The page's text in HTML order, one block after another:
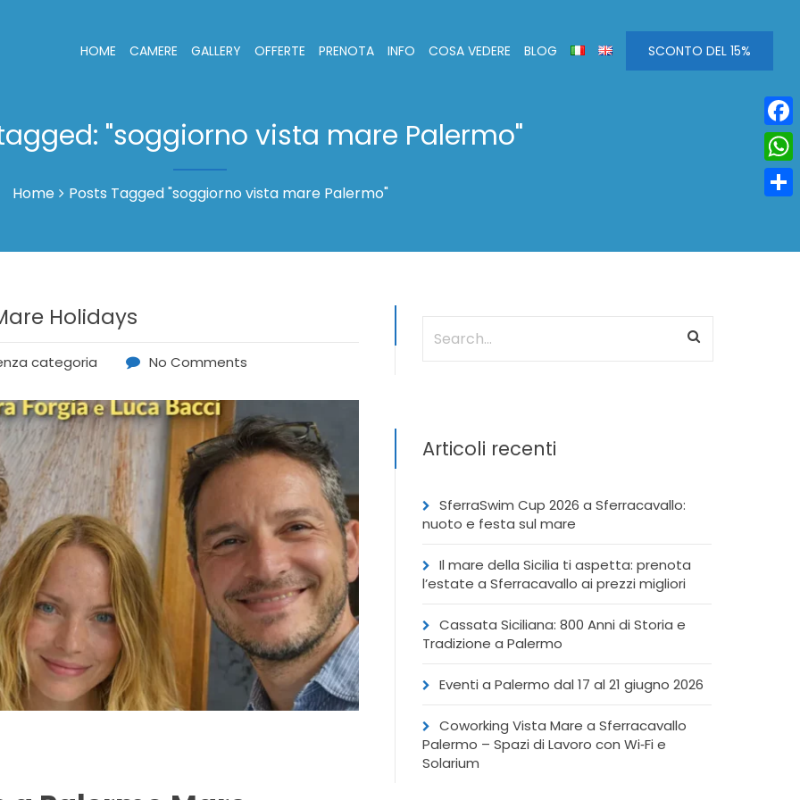
HOME CAMERE GALLERY OFFERTE PRENOTA INFO COSA VEDERE BLOG SCONTO DEL 15%
"soggiorno vista mare Palermo"
Home Posts Tagged "soggiorno vista mare Palermo"
Holidays
categoria No Comments
Articoli recenti
SferraSwim Cup 2026 a Sferracavallo:
nuoto e festa sul mare
Il mare della Sicilia ti aspetta: prenota
l’estate a Sferracavallo ai prezzi migliori
Cassata Siciliana: 800 Anni di Storia e
Tradizione a Palermo
Eventi a Palermo dal 17 al 21 giugno 2026
Coworking Vista Mare a Sferracavallo
Palermo – Spazi di Lavoro con Wi‑Fi e
Solarium